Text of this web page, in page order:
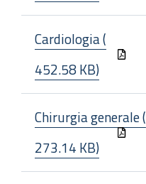
Cardiologia (
452.58 KB)
Chirurgia generale (
273.14 KB)